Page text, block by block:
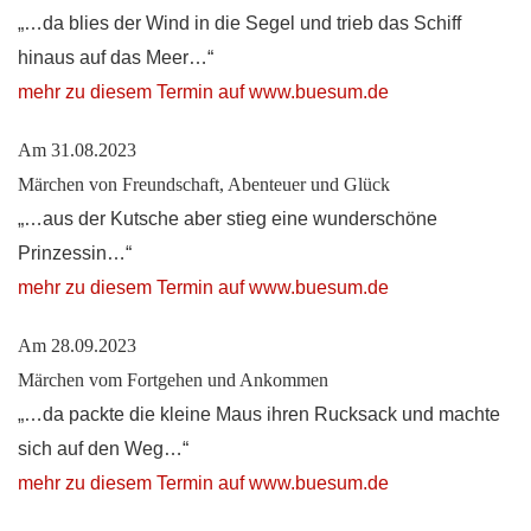
„…da blies der Wind in die Segel und trieb das Schiff
hinaus auf das Meer…“
mehr zu diesem Termin auf www.buesum.de
Am 31.08.2023
Märchen von Freundschaft, Abenteuer und Glück
„…aus der Kutsche aber stieg eine wunderschöne
Prinzessin…“
mehr zu diesem Termin auf www.buesum.de
Am 28.09.2023
Märchen vom Fortgehen und Ankommen
„…da packte die kleine Maus ihren Rucksack und machte
sich auf den Weg…“
mehr zu diesem Termin auf www.buesum.de